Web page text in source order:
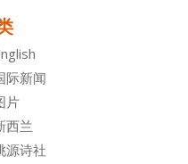
际新闻
片
西兰
源诗社